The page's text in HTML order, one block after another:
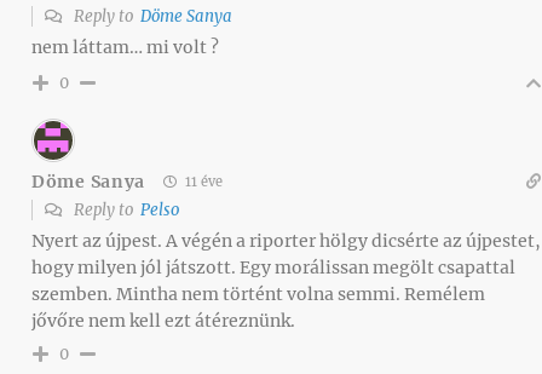
Reply to Döme Sanya
nem láttam… mi volt ?
0
Döme Sanya 11 éve
Reply to Pelso
Nyert az újpest. A végén a riporter hölgy dicsérte az újpestet,
hogy milyen jól játszott. Egy morálissan megölt csapattal
szemben. Mintha nem történt volna semmi. Remélem
jővőre nem kell ezt átéreznünk.
0